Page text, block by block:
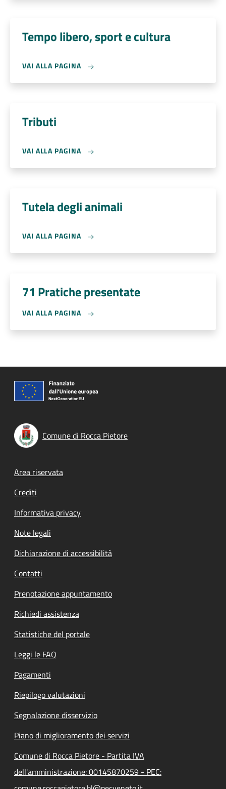
Tempo libero, sport e cultura
VAI ALLA PAGINA
Tributi
VAI ALLA PAGINA
Tutela degli animali
VAI ALLA PAGINA
71 Pratiche presentate
VAI ALLA PAGINA
Comune di Rocca Pietore
Footer menu
Area riservata
Crediti
Informativa privacy
Note legali
Dichiarazione di accessibilità
Contatti
Prenotazione appuntamento
Richiedi assistenza
Statistiche del portale
Leggi le FAQ
Pagamenti
Riepilogo valutazioni
Segnalazione disservizio
Piano di miglioramento dei servizi
Comune di Rocca Pietore - Partita IVA
dell'amministrazione: 00145870259 - PEC: